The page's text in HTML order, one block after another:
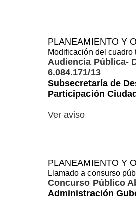
PLANEAMIENTO Y
Modificación del cuadro
Audiencia Pública-
6.084.171/13
Subsecretaría de
Participación
Ver aviso
PLANEAMIENTO Y
Llamado a consurso
Concurso Público
Administración